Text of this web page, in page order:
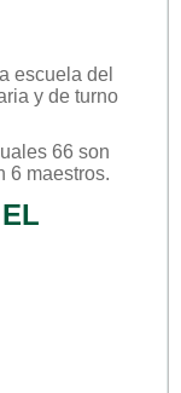
escuela del
y de turno
66 son
6 maestros.